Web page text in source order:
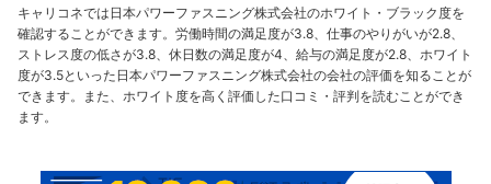
キャリコネでは日本パワーファスニング株式会社のホワイト・ブラック度を
確認することができます。労働時間の満足度が3.8、仕事のやりがいが2.8、
ストレス度の低さが3.8、休日数の満足度が4、給与の満足度が2.8、ホワイト
度が3.5といった日本パワーファスニング株式会社の会社の評価を知ることが
できます。また、ホワイト度を高く評価した口コミ・評判を読むことができ
ます。